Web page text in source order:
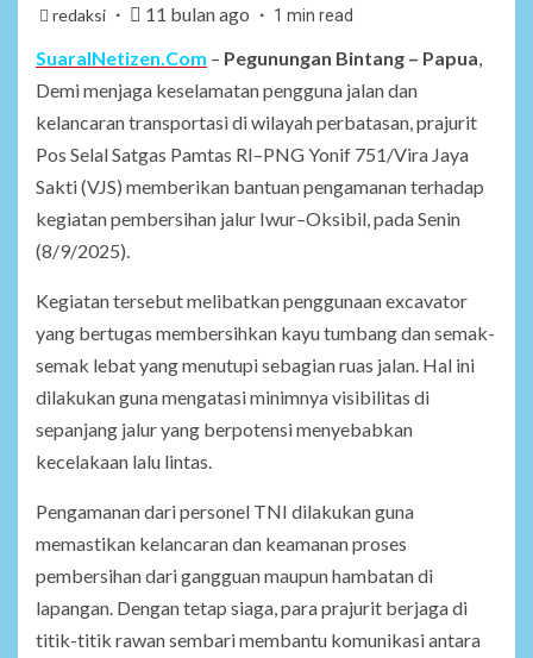
redaksi 11 bulan ago 1 min read
SuaraINetizen.Com – Pegunungan Bintang – Papua
Demi menjaga keselamatan pengguna jalan dan
kelancaran transportasi di wilayah perbatasan, prajurit
Pos Selal Satgas Pamtas RI–PNG Yonif 751/Vira Jaya
Sakti (VJS) memberikan bantuan pengamanan terhadap
kegiatan pembersihan jalur Iwur–Oksibil, pada Senin
(8/9/2025).
Kegiatan tersebut melibatkan penggunaan excavator
yang bertugas membersihkan kayu tumbang dan semak-
semak lebat yang menutupi sebagian ruas jalan. Hal ini
dilakukan guna mengatasi minimnya visibilitas di
sepanjang jalur yang berpotensi menyebabkan
kecelakaan lalu lintas.
Pengamanan dari personel TNI dilakukan guna
memastikan kelancaran dan keamanan proses
pembersihan dari gangguan maupun hambatan di
lapangan. Dengan tetap siaga, para prajurit berjaga di
titik-titik rawan sembari membantu komunikasi antara